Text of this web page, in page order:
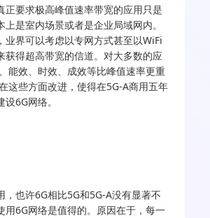
正要求极高峰值速率带宽的应用只是
上是室内场景或者是企业局域网内。
业界可以考虑以专网方式甚至以WiFi
获得超高带宽的信道。对大多数的应
能效、时效、成效等比峰值速率更重
这些方面改进，使得在5G-A商用五年
6G网络。
，也许6G相比5G和5G-A没有显著不
用6G网络是值得的。原因在于，每一